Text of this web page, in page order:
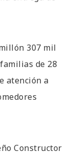
307 mil
de 28
atención a
Constructor